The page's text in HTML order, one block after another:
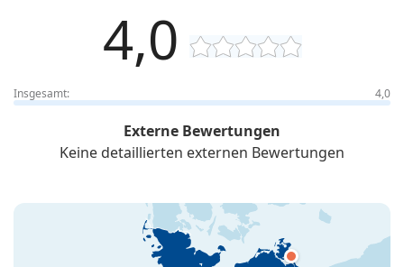
4,0
Insgesamt: 4,0
Externe Bewertungen
Keine detaillierten externen Bewertungen